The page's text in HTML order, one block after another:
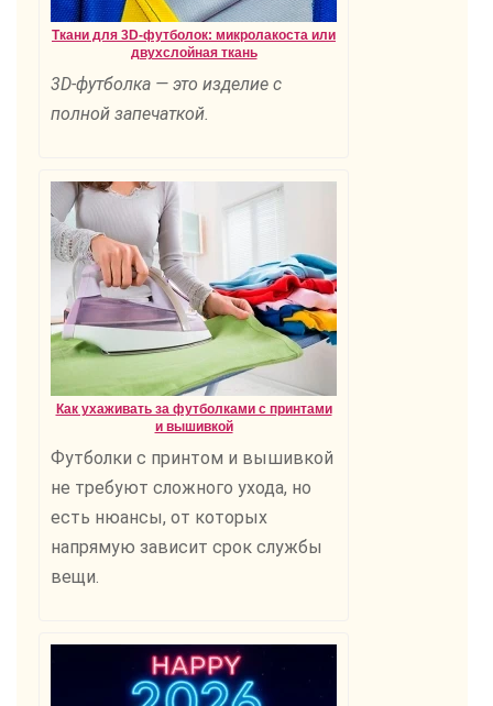
Ткани для 3D-футболок: микролакоста или
двухслойная ткань
3D-футболка — это изделие с
полной запечаткой.
Как ухаживать за футболками с принтами
и вышивкой
Футболки с принтом и вышивкой
не требуют сложного ухода, но
есть нюансы, от которых
напрямую зависит срок службы
вещи.